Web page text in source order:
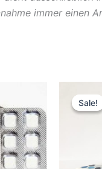
immer einen
Sale!
Sale!